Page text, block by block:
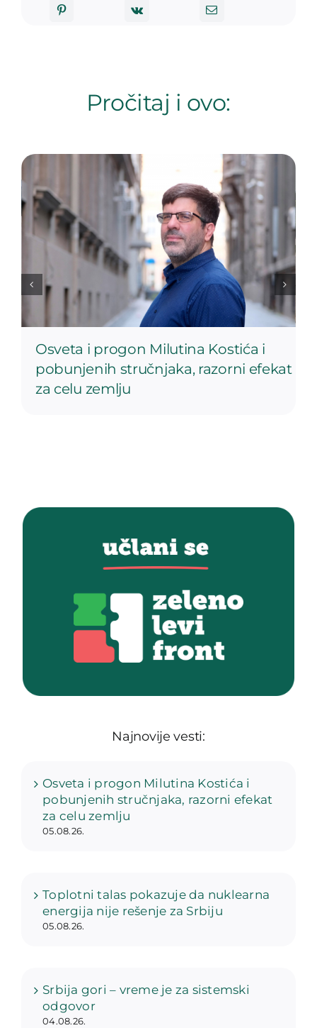
Pročitaj i ovo:
Osveta i progon Milutina Kostića i
pobunjenih stručnjaka, razorni efekat
za celu zemlju
Najnovije vesti:
Osveta i progon Milutina Kostića i
pobunjenih stručnjaka, razorni efekat
za celu zemlju
05.08.26.
Toplotni talas pokazuje da nuklearna
energija nije rešenje za Srbiju
05.08.26.
Srbija gori – vreme je za sistemski
odgovor
04.08.26.